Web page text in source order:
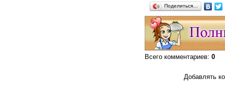
Поделиться…
Всего комментариев: 0
Добавлять